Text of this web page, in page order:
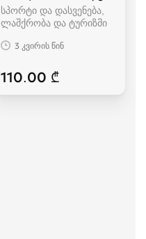
სპორტი და დასვენება,
ლაშქრობა და ტურიზმი
3 კვირის წინ
110.00 ₾